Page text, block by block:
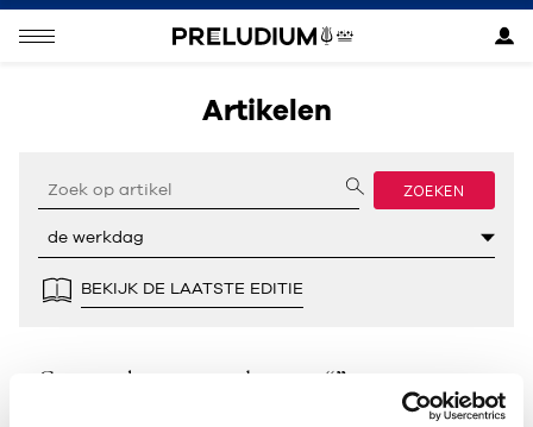
Artikelen
ZOEKEN
BEKIJK DE LAATSTE EDITIE
Geen resultaten gevonden voor “”.